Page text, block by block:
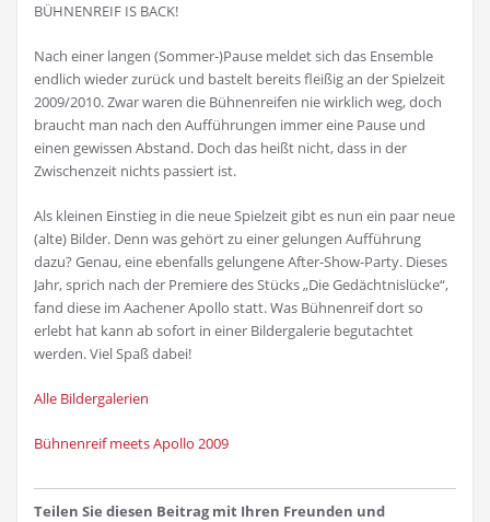
BÜHNENREIF IS BACK!
Nach einer langen (Sommer-)Pause meldet sich das Ensemble
endlich wieder zurück und bastelt bereits fleißig an der Spielzeit
2009/2010. Zwar waren die Bühnenreifen nie wirklich weg, doch
braucht man nach den Aufführungen immer eine Pause und
einen gewissen Abstand. Doch das heißt nicht, dass in der
Zwischenzeit nichts passiert ist.
Als kleinen Einstieg in die neue Spielzeit gibt es nun ein paar neue
(alte) Bilder. Denn was gehört zu einer gelungen Aufführung
dazu? Genau, eine ebenfalls gelungene After-Show-Party. Dieses
Jahr, sprich nach der Premiere des Stücks „Die Gedächtnislücke“,
fand diese im Aachener Apollo statt. Was Bühnenreif dort so
erlebt hat kann ab sofort in einer Bildergalerie begutachtet
werden. Viel Spaß dabei!
Alle Bildergalerien
Bühnenreif meets Apollo 2009
Teilen Sie diesen Beitrag mit Ihren Freunden und